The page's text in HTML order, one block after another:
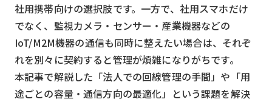
社用携帯向けの選択肢です。一方で、社用スマホだけ
でなく、監視カメラ・センサー・産業機器などの
IoT/M2M機器の通信も同時に整えたい場合は、それぞ
れを別々に契約すると管理が煩雑になりがちです。
本記事で解説した「法人での回線管理の手間」や「用
途ごとの容量・通信方向の最適化」という課題を解決